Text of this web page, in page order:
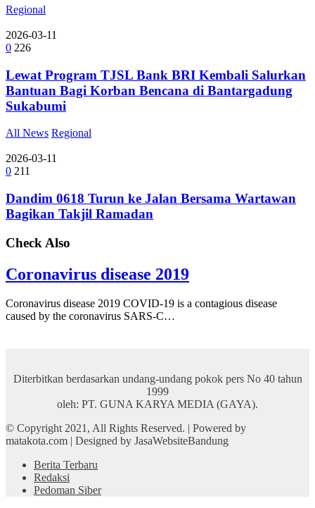
Regional
2026-03-11
0 226
Lewat Program TJSL Bank BRI Kembali Salurkan
Bantuan Bagi Korban Bencana di Bantargadung
Sukabumi
All News Regional
2026-03-11
0 211
Dandim 0618 Turun ke Jalan Bersama Wartawan
Bagikan Takjil Ramadan
Check Also
Coronavirus disease 2019
Coronavirus disease 2019 COVID-19 is a contagious disease
caused by the coronavirus SARS-C…
Diterbitkan berdasarkan undang-undang pokok pers No 40 tahun
1999
oleh: PT. GUNA KARYA MEDIA (GAYA).
© Copyright 2021, All Rights Reserved. | Powered by
matakota.com | Designed by JasaWebsiteBandung
Berita Terbaru
Redaksi
Pedoman Siber